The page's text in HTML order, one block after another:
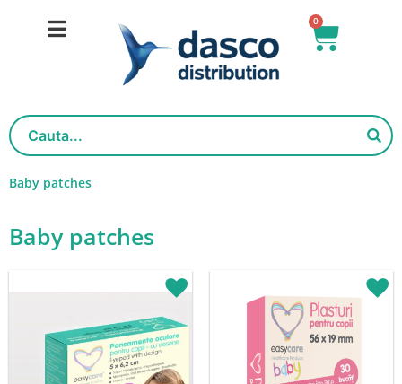
0
Basket
Baby patches
Baby patches